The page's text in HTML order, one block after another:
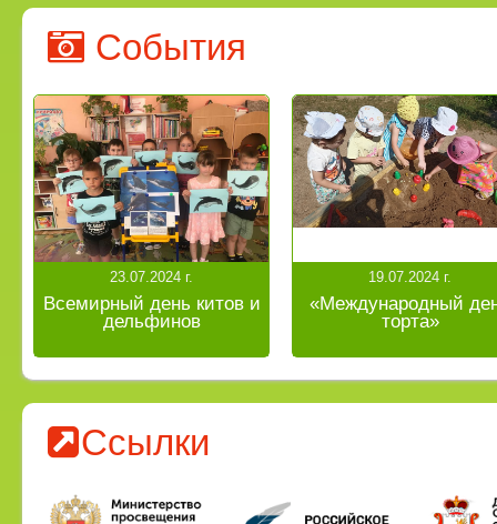
События
23.07.2024 г.
Всемирный день китов и
дельфинов
19.07.2024 г.
«Международный
торта»
Ссылки